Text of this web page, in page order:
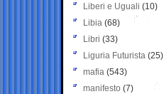
Liberi e Uguali (10)
Libia (68)
Libri (33)
Liguria Futurista (25)
mafia (543)
manifesto (7)